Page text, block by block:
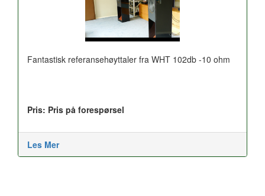
Fantastisk referansehøyttaler fra WHT 102db -10 ohm
Pris: Pris på forespørsel
Les Mer